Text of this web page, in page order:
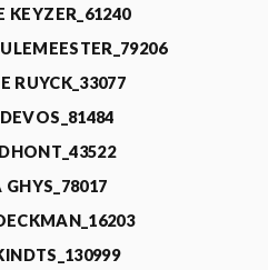
KEYZER_61240
RUYCK_33077
GHYS_78017